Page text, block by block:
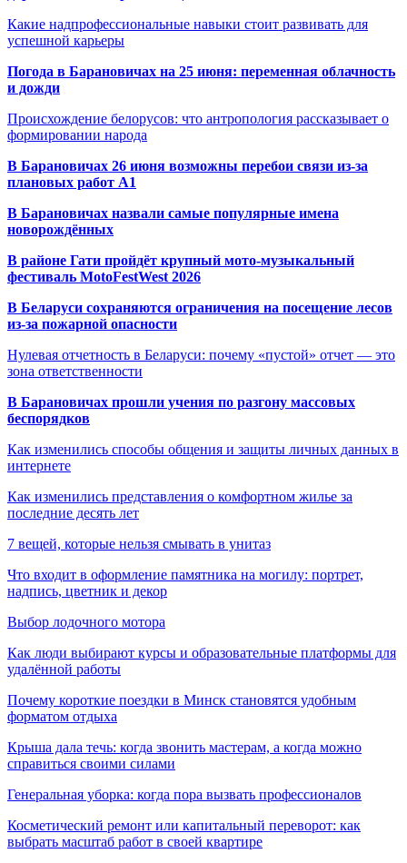
Какие надпрофессиональные навыки стоит развивать для
успешной карьеры
Погода в Барановичах на 25 июня: переменная облачность
и дожди
Происхождение белорусов: что антропология рассказывает о
формировании народа
В Барановичах 26 июня возможны перебои связи из-за
плановых работ A1
В Барановичах назвали самые популярные имена
новорождённых
В районе Гати пройдёт крупный мото-музыкальный
фестиваль MotoFestWest 2026
В Беларуси сохраняются ограничения на посещение лесов
из-за пожарной опасности
Нулевая отчетность в Беларуси: почему «пустой» отчет — это
зона ответственности
В Барановичах прошли учения по разгону массовых
беспорядков
Как изменились способы общения и защиты личных данных в
интернете
Как изменились представления о комфортном жилье за
последние десять лет
7 вещей, которые нельзя смывать в унитаз
Что входит в оформление памятника на могилу: портрет,
надпись, цветник и декор
Выбор лодочного мотора
Как люди выбирают курсы и образовательные платформы для
удалённой работы
Почему короткие поездки в Минск становятся удобным
форматом отдыха
Крыша дала течь: когда звонить мастерам, а когда можно
справиться своими силами
Генеральная уборка: когда пора вызвать профессионалов
Косметический ремонт или капитальный переворот: как
выбрать масштаб работ в своей квартире